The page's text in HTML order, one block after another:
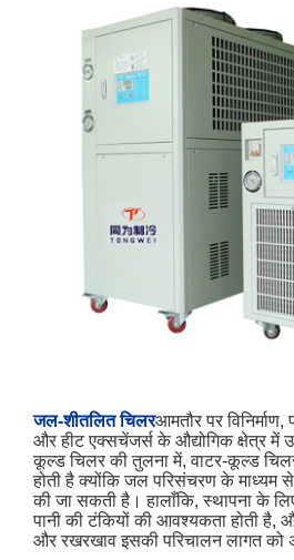
जल-शीतलित चिलरआमतौर पर
और हीट एक्सचेंजर्स के औद्योगिक क्षेत्र में
कूल्ड चिलर की तुलना में, वाटर-कूल्ड
होती है क्योंकि जल परिसंचरण के माध्यम से
की जा सकती है। हालाँकि, स्थापना के
पानी की टंकियों की आवश्यकता होती है,
और रखरखाव इसकी परिचालन लागत को